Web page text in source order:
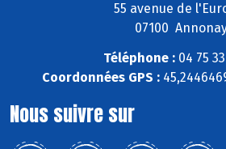
55 avenue de
07100
Téléphone : 04 75
Coordonnées GPS :
Nous suivre sur